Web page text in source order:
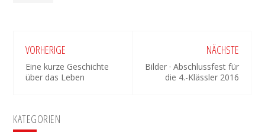
VORHERIGE
Eine kurze Geschichte
über das Leben
NÄCHSTE
Bilder · Abschlussfest für
die 4.-Klässler 2016
Seitenspalte
KATEGORIEN